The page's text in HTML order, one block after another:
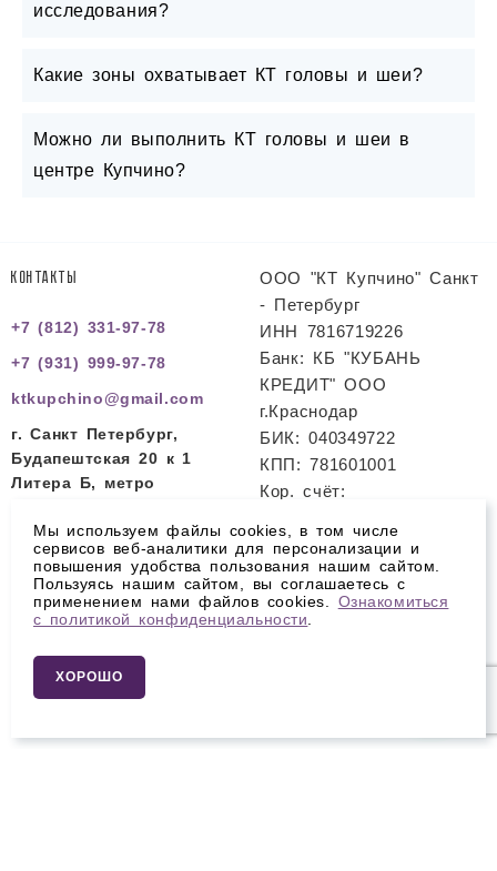
исследования?
Какие зоны охватывает КТ головы и шеи?
Можно ли выполнить КТ головы и шеи в
центре Купчино?
КОНТАКТЫ
+7 (812) 331-97-78
+7 (931) 999-97-78
ktkupchino@gmail.com
г. Санкт Петербург,
Будапештская 20 к 1
Литера Б, метро
ООО "КТ Купчино" Санкт
- Петербург
ИНН 7816719226
Банк: КБ "КУБАНЬ
КРЕДИТ" ООО
г.Краснодар
БИК: 040349722
КПП: 781601001
Кор. счёт:
Расч. счет:
40702810700800000077
Политика
Мы используем файлы cookies, в том числе
сервисов веб-аналитики для персонализации и
повышения удобства пользования нашим сайтом.
Пользуясь нашим сайтом, вы соглашаетесь с
применением нами файлов cookies. Ознакомиться
с политикой конфиденциальности
ХОРОШО